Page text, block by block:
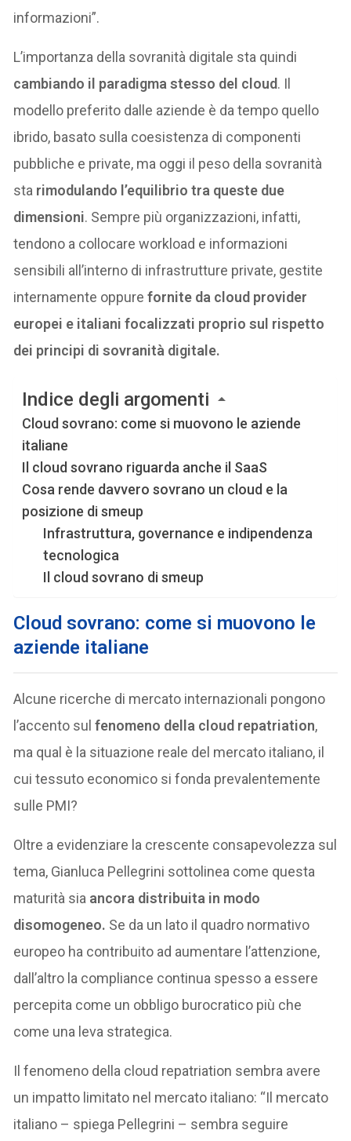
informazioni”.
L’importanza della sovranità digitale sta quindi
cambiando il paradigma stesso del cloud. Il
modello preferito dalle aziende è da tempo quello
ibrido, basato sulla coesistenza di componenti
pubbliche e private, ma oggi il peso della sovranità
sta rimodulando l’equilibrio tra queste due
dimensioni. Sempre più organizzazioni, infatti,
tendono a collocare workload e informazioni
sensibili all’interno di infrastrutture private, gestite
internamente oppurefornite da cloud provider
europei e italiani focalizzati proprio sul rispetto
dei principi di sovranità digitale.
Indice degli argomenti
Cloud sovrano: come si muovono le aziende
italiane
Il cloud sovrano riguarda anche il SaaS
Cosa rende davvero sovrano un cloud e la
posizione di smeup
Infrastruttura, governance e indipendenza
tecnologica
Il cloud sovrano di smeup
Cloud sovrano: come si muovono le
aziende italiane
Alcune ricerche di mercato internazionali pongono
l’accento sulfenomeno della cloud repatriation,
ma qual è la situazione reale del mercato italiano, il
cui tessuto economico si fonda prevalentemente
sulle PMI?
Oltre a evidenziare la crescente consapevolezza sul
tema, Gianluca Pellegrini sottolinea come questa
maturità sia ancora distribuita in modo
disomogeneo. Se da un lato il quadro normativo
europeo ha contribuito ad aumentare l’attenzione,
dall’altro la compliance continua spesso a essere
percepita come un obbligo burocratico più che
come una leva strategica.
Il fenomeno della cloud repatriation sembra avere
un impatto limitato nel mercato italiano: “Il mercato
italiano – spiega Pellegrini – sembra seguire